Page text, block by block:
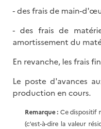
- des frais de main-
- des frais de
amortissement du
En revanche, les frais
Le poste d'avances
production en cours.
Remarque : Ce dispositif
(c'est-à-dire la valeur